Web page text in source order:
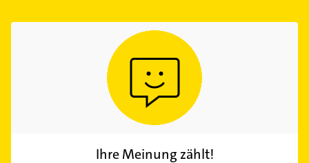
Ihre Meinung zählt!